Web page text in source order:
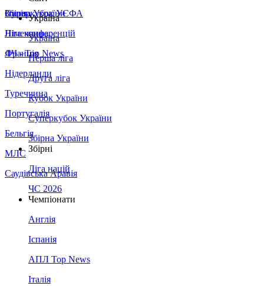
Збірна України
Італія
Німеччина
Франція
Нідерланди
Туреччина
Португалія
Бельгія
МЛС
Саудівська Аравія
Суперкубок УЄФА
Ліга конференцій
ЛЧ - Top News
Україна
Україна
Перша ліга
Друга ліга
Кубок України
Суперкубок України
Збірна України
Збірні
Ліга націй
ЧС 2026
Чемпіонати
Англія
Іспанія
АПЛ Top News
Італія